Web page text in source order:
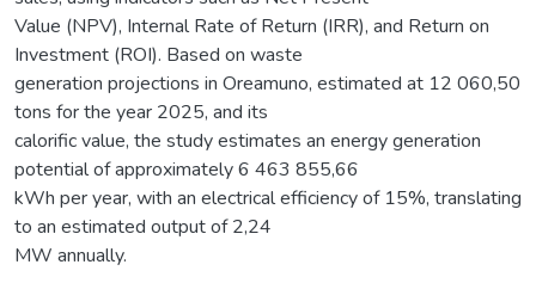
Value (NPV), Internal Rate of Return (IRR), and Return on
Investment (ROI). Based on waste
generation projections in Oreamuno, estimated at 12 060,50
tons for the year 2025, and its
calorific value, the study estimates an energy generation
potential of approximately 6 463 855,66
kWh per year, with an electrical efficiency of 15%, translating
to an estimated output of 2,24
MW annually.